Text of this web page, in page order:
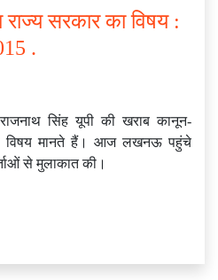
सरकार का विषय :
.
सिंह यूपी की खराब कानून-
विषय मानते हैं। आज लखनऊ पहुंचे
से मुलाकात की।